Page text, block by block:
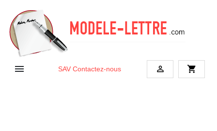
 SAV Contactez-nous  shopping_cart